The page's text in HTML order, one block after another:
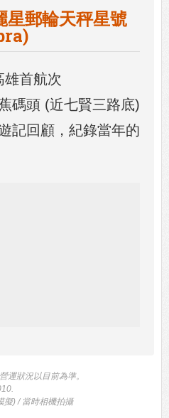
星郵輪天秤星號
雄首航次
碼頭 (近七賢三路底)
記回顧，紀錄當年的
運狀況以目前為準。
擬) / 當時相機拍攝